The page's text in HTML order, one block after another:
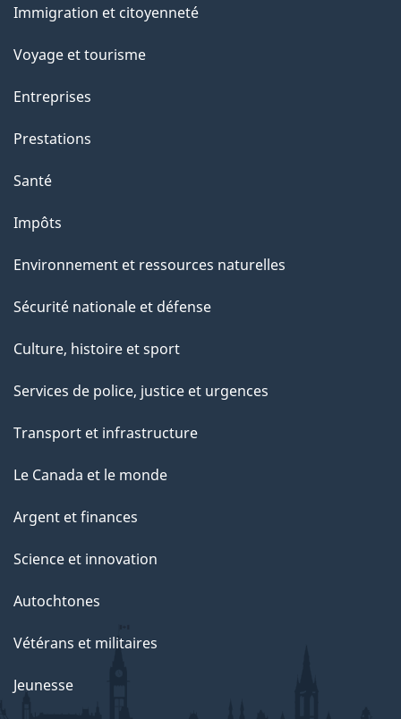
a
p
a
g
e
sujets
Immigration et citoyenneté
Voyage et tourisme
Entreprises
Prestations
Santé
Impôts
Environnement et ressources naturelles
Sécurité nationale et défense
Culture, histoire et sport
Services de police, justice et urgences
Transport et infrastructure
Le Canada et le monde
Argent et finances
Science et innovation
Autochtones
Vétérans et militaires
Jeunesse